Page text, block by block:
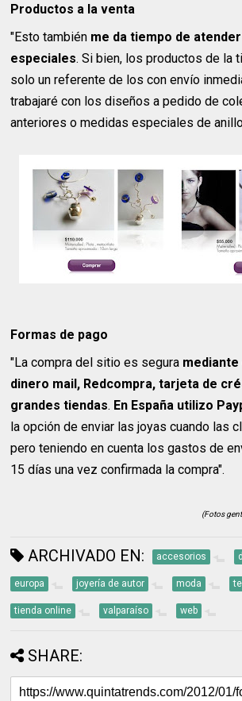
Productos a la venta
"Esto también me da tiempo de
especiales. Si bien, los productos de la
solo un referente de los con envío
trabajaré con los diseños a pedido de
anteriores o medidas especiales de
Formas de pago
"La compra del sitio es segura
dinero mail, Redcompra, tarjeta de
grandes tiendas. En España utilizo
la opción de enviar las joyas cuando las
pero teniendo en cuenta los gastos de
15 días una vez confirmada la compra".
(Fotos
ARCHIVADO EN: accesorios
europa joyería de autor moda
tienda online valparaíso web
SHARE: